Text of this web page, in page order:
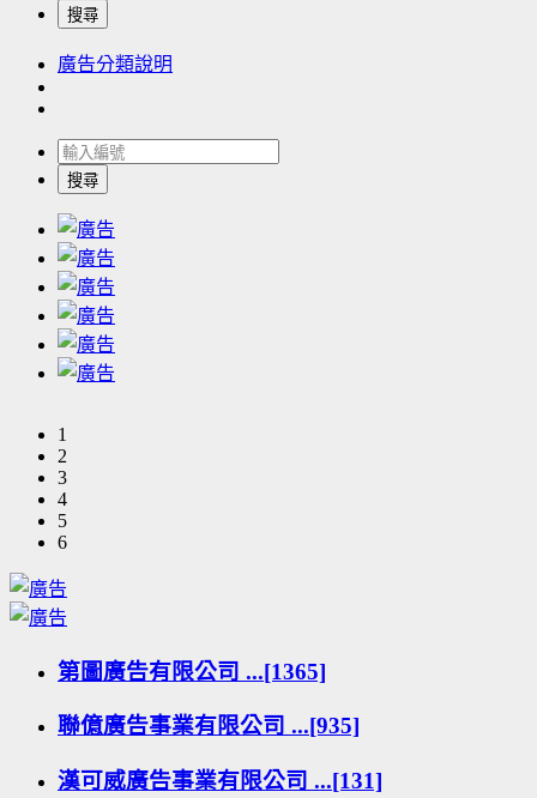
搜尋
廣告分類說明
搜尋
1
2
3
4
5
6
第圖廣告有限公司 ...[1365]
聯億廣告事業有限公司 ...[935]
漢可威廣告事業有限公司 ...[131]